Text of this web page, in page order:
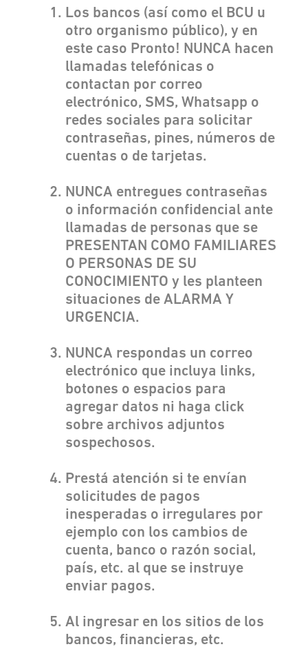
Los bancos (así como el BCU u
otro organismo público), y en
este caso Pronto! NUNCA hacen
llamadas telefónicas o
contactan por correo
electrónico, SMS, Whatsapp o
redes sociales para solicitar
contraseñas, pines, números de
cuentas o de tarjetas.
NUNCA entregues contraseñas
o información confidencial ante
llamadas de personas que se
PRESENTAN COMO FAMILIARES
O PERSONAS DE SU
CONOCIMIENTO y les planteen
situaciones de ALARMA Y
URGENCIA.
NUNCA respondas un correo
electrónico que incluya links,
botones o espacios para
agregar datos ni haga click
sobre archivos adjuntos
sospechosos.
Prestá atención si te envían
solicitudes de pagos
inesperadas o irregulares por
ejemplo con los cambios de
cuenta, banco o razón social,
país, etc. al que se instruye
enviar pagos.
Al ingresar en los sitios de los
bancos, financieras, etc.